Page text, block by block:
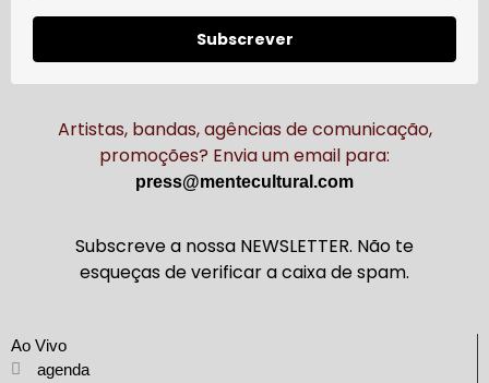
Subscrever
Artistas, bandas, agências de comunicação,
promoções? Envia um email para:
press@mentecultural.com
Subscreve a nossa NEWSLETTER. Não te
esqueças de verificar a caixa de spam.
Ao Vivo
agenda